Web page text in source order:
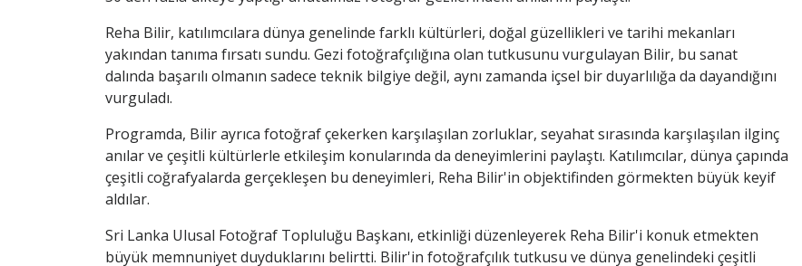
Reha Bilir, katılımcılara dünya genelinde farklı kültürleri, doğal güzellikleri ve tarihi mekanları
yakından tanıma fırsatı sundu. Gezi fotoğrafçılığına olan tutkusunu vurgulayan Bilir, bu sanat
dalında başarılı olmanın sadece teknik bilgiye değil, aynı zamanda içsel bir duyarlılığa da dayandığını
vurguladı.
Programda, Bilir ayrıca fotoğraf çekerken karşılaşılan zorluklar, seyahat sırasında karşılaşılan ilginç
anılar ve çeşitli kültürlerle etkileşim konularında da deneyimlerini paylaştı. Katılımcılar, dünya çapında
çeşitli coğrafyalarda gerçekleşen bu deneyimleri, Reha Bilir'in objektifinden görmekten büyük keyif
aldılar.
Sri Lanka Ulusal Fotoğraf Topluluğu Başkanı, etkinliği düzenleyerek Reha Bilir'i konuk etmekten
büyük memnuniyet duyduklarını belirtti. Bilir'in fotoğrafçılık tutkusu ve dünya genelindeki çeşitli